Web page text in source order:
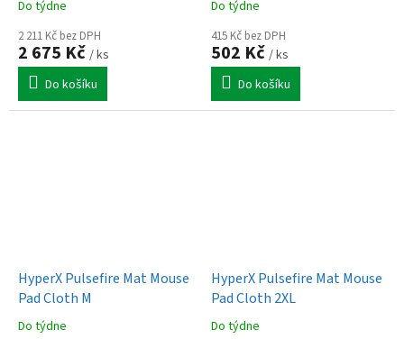
DPI/Drátové/Bezdrátové/
Černá
Do týdne
2 211 Kč bez DPH
2 675 Kč / ks
Do košíku
Do týdne
415 Kč bez DPH
502 Kč / ks
Do košíku
HyperX Pulsefire Mat Mouse
Pad Cloth M
Do týdne
HyperX Pulsefire Mat Mouse
Pad Cloth 2XL
Do týdne